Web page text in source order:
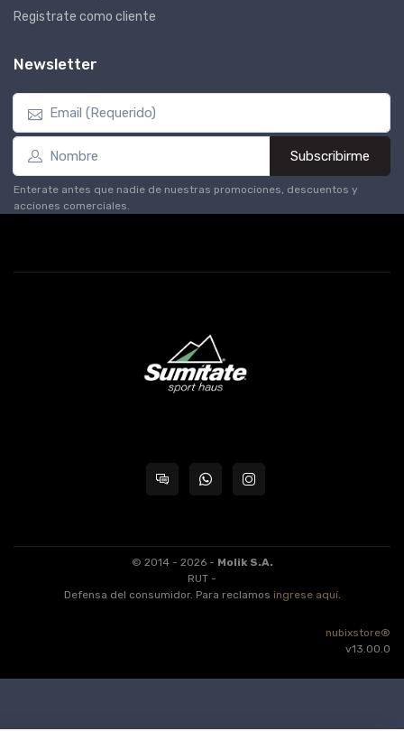
Registrate como cliente
Newsletter
Subscribirme
Enterate antes que nadie de nuestras promociones, descuentos y
acciones comerciales.
© 2014 - 2026 - Molik S.A.
RUT -
Defensa del consumidor. Para reclamos ingrese aquí.
nubixstore®
v13.00.0